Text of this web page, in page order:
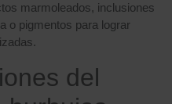
marmoleados, inclusiones
o pigmentos para lograr
del